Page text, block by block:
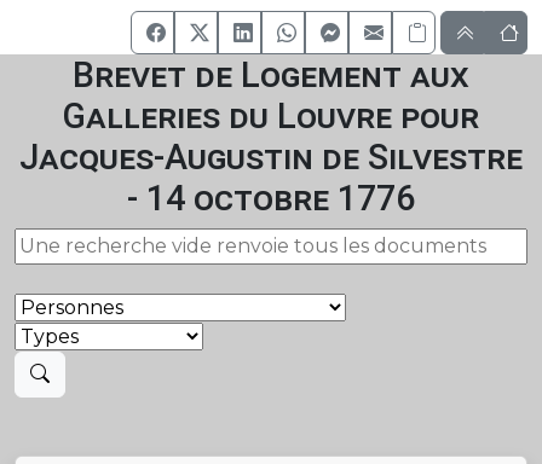
Brevet de Logement aux
Galleries du Louvre pour
Jacques-Augustin de Silvestre
- 14 octobre 1776